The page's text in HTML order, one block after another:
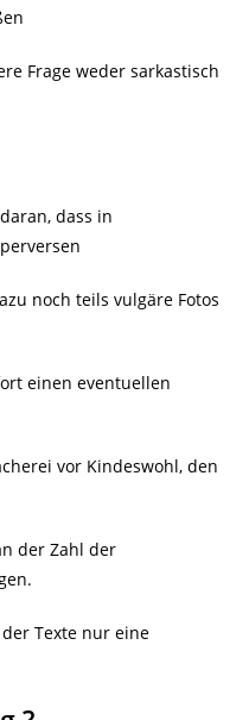
Frage weder sarkastisch
dass in
noch teils vulgäre Fotos
einen eventuellen
vor Kindeswohl, den
der Zahl der
Texte nur eine